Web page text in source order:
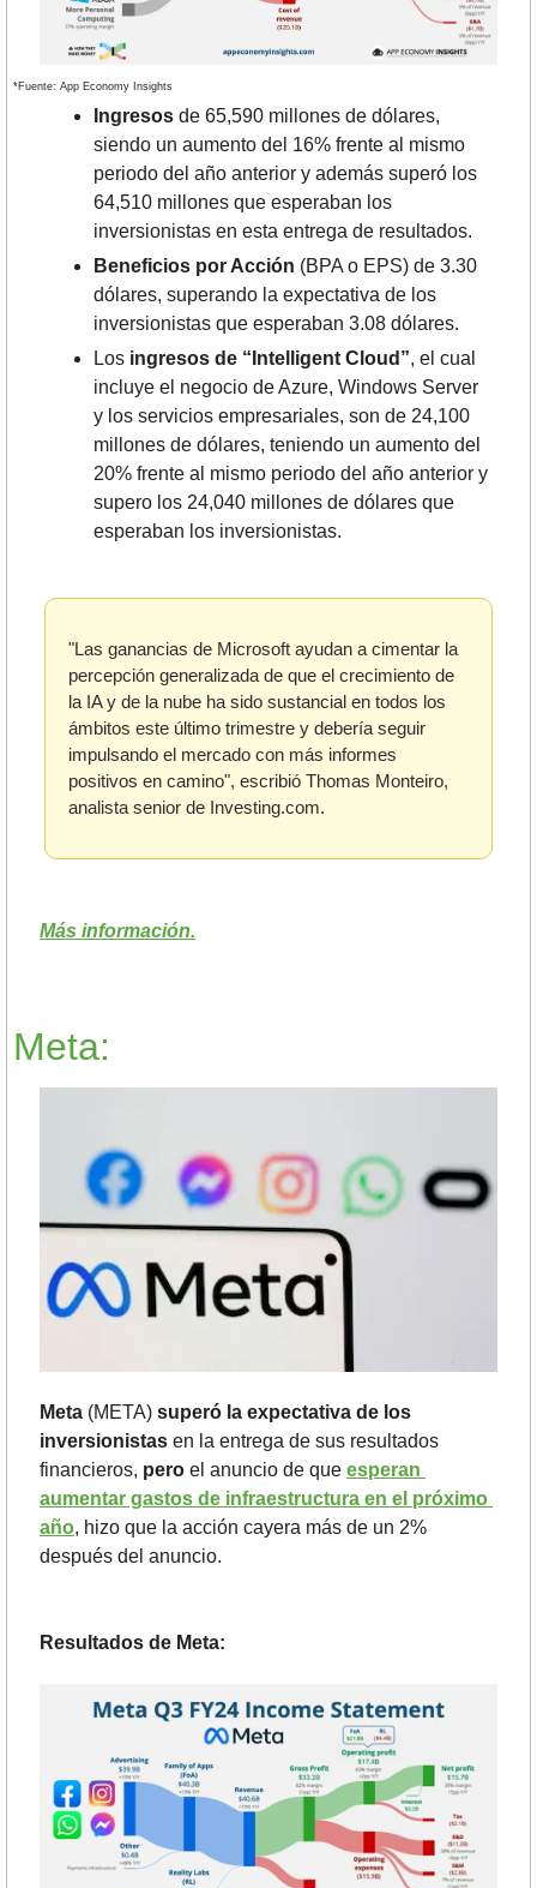
*Fuente: App Economy Insights
Ingresos de 65,590 millones de dólares,
siendo un aumento del 16% frente al mismo
periodo del año anterior y además superó los
64,510 millones que esperaban los
inversionistas en esta entrega de resultados.
Beneficios por Acción (BPA o EPS) de 3.30
dólares, superando la expectativa de los
inversionistas que esperaban 3.08 dólares.
Los ingresos de “Intelligent Cloud”, el cual
incluye el negocio de Azure, Windows Server
y los servicios empresariales, son de 24,100
millones de dólares, teniendo un aumento del
20% frente al mismo periodo del año anterior y
supero los 24,040 millones de dólares que
esperaban los inversionistas.
"Las ganancias de Microsoft ayudan a cimentar la
percepción generalizada de que el crecimiento de
la IA y de la nube ha sido sustancial en todos los
ámbitos este último trimestre y debería seguir
impulsando el mercado con más informes
positivos en camino", escribió Thomas Monteiro,
analista senior de Investing.com.
Más información.
Meta:
Meta (META) superó la expectativa de los
inversionistas en la entrega de sus resultados
financieros, pero el anuncio de que esperan
aumentar gastos de infraestructura en el próximo
año, hizo que la acción cayera más de un 2%
después del anuncio.
Resultados de Meta: